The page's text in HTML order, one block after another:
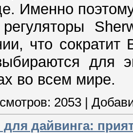
Именно
что
для
во всем мире.
2053
дайвинга: